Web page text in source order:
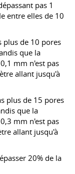
pas 1
entre elles de 10
plus de 10 pores
que la
mm n'est pas
allant jusqu'à
plus de 15 pores
que la
mm n'est pas
allant jusqu'à
20% de la